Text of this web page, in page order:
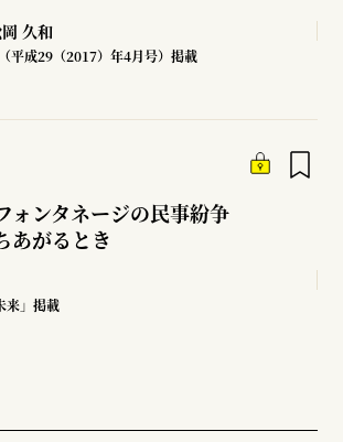
久和
平成29（2017）年4月号）掲載
ォンタネージの民事紛争
あがるとき
来」掲載